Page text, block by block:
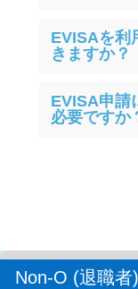
EVISAを利
きますか？
EVISA申請
必要ですか
Non-O (退職